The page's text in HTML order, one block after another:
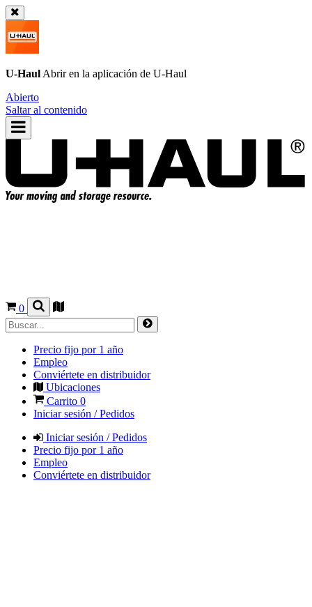
U-Haul Abrir en la aplicación de U-Haul
Abierto
Saltar al contenido
0
Precio fijo por 1 año
Empleo
Conviértete en distribuidor
Ubicaciones
Carrito 0
Iniciar sesión / Pedidos
Iniciar sesión / Pedidos
Precio fijo por 1 año
Empleo
Conviértete en distribuidor